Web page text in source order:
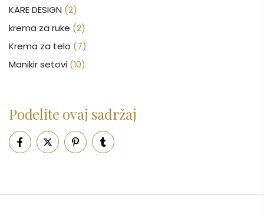
KARE DESIGN (2)
krema za ruke (2)
Krema za telo (7)
Manikir setovi (10)
Nega lica (88)
Nega tela (93)
Neseseri (16)
Ogledalo (6)
Podelite ovaj sadržaj